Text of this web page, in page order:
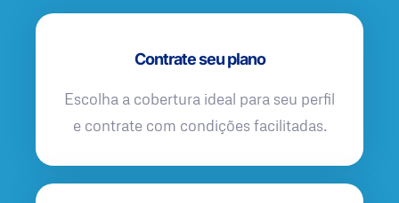
Contrate seu plano
Escolha a cobertura ideal para seu perfil
e contrate com condições facilitadas.